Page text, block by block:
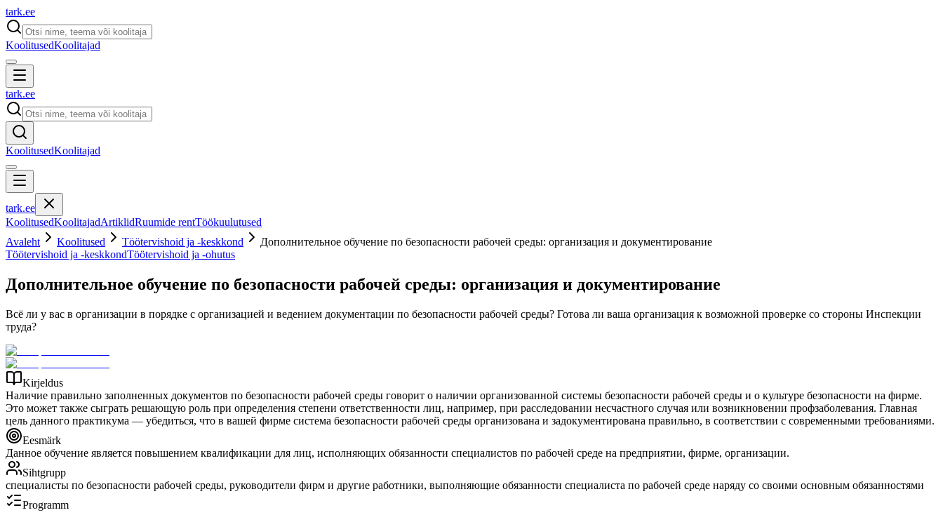
tark.ee
KoolitusedKoolitajad
tark.ee
KoolitusedKoolitajad
tark.ee
KoolitusedKoolitajadArtiklidRuumide rentTöökuulutused
Avaleht
Koolitused Töötervishoid ja -keskkond
Дополнительное обучение по безопасности рабочей среды: организация и документирование
Töötervishoid ja -keskkondTöötervishoid ja -ohutus
Дополнительное обучение по безопасности рабочей среды: организация и документирование
Всё ли у вас в организации в порядке с организацией и ведением документации по безопасности рабочей среды? Готова ли ваша организация к возможной проверке со стороны Инспекции
труда?
Kirjeldus
Наличие правильно заполненных документов по безопасности рабочей среды говорит о наличии организованной системы безопасности рабочей среды и о культуре безопасности на фирме.
Это может также сыграть решающую роль при определения степени ответственности лиц, например, при расследовании несчастного случая или возникновении профзаболевания. Главная
цель данного практикума — убедиться, что в вашей фирме система безопасности рабочей среды организована и задокументирована правильно, в соответствии с современными требованиями.
Eesmärk
Данное обучение является повышением квалификации для лиц, исполняющих обязанности специалистов по рабочей среде на предприятии, фирме, организации.
Sihtgrupp
специалисты по безопасности рабочей среды, руководители фирм и другие работники, выполняющие обязанности специалиста по рабочей среде наряду со своими основным обязанностями
Programm